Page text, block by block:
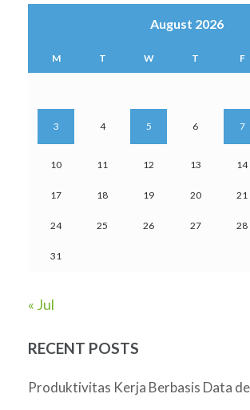
August 2026
M T W T F
3 4 5 6 7
10 11 12 13 14
17 18 19 20 21
24 25 26 27 28
31
« Jul
RECENT POSTS
Produktivitas Kerja Berbasis Data